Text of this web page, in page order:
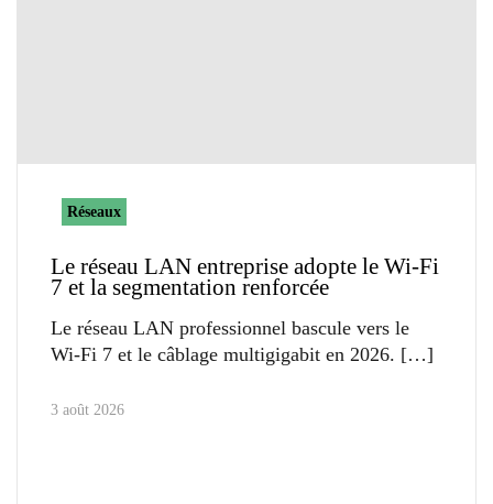
Réseaux
Le réseau LAN entreprise adopte le Wi-Fi
7 et la segmentation renforcée
Le réseau LAN professionnel bascule vers le
Wi-Fi 7 et le câblage multigigabit en 2026.
3 août 2026